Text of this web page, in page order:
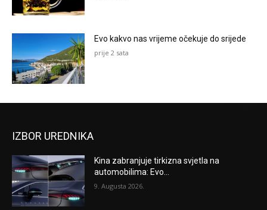
Evo kakvo nas vrijeme očekuje do srijede
prije 2 sata
IZBOR UREDNIKA
Kina zabranjuje tirkizna svjetla na
automobilima: Evo...
9. Augusta 2026.